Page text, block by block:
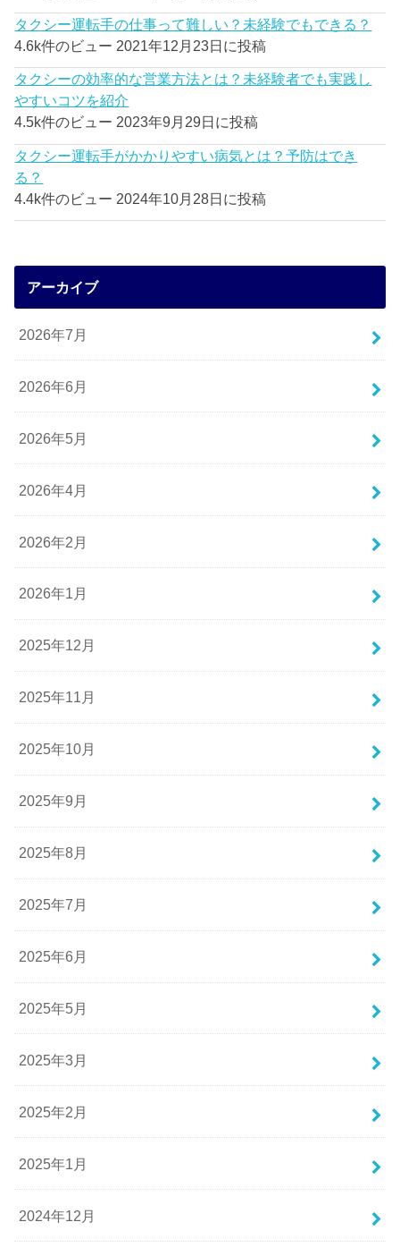
タクシー運転手の仕事って難しい？未経験でもできる？
4.6k件のビュー 2021年12月23日に投稿
タクシーの効率的な営業方法とは？未経験者でも実践し
やすいコツを紹介
4.5k件のビュー 2023年9月29日に投稿
タクシー運転手がかかりやすい病気とは？予防はでき
る？
4.4k件のビュー 2024年10月28日に投稿
アーカイブ
2026年7月
2026年6月
2026年5月
2026年4月
2026年2月
2026年1月
2025年12月
2025年11月
2025年10月
2025年9月
2025年8月
2025年7月
2025年6月
2025年5月
2025年3月
2025年2月
2025年1月
2024年12月